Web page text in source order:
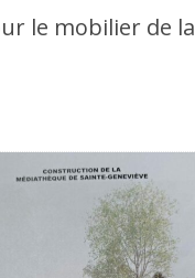
le mobilier de la